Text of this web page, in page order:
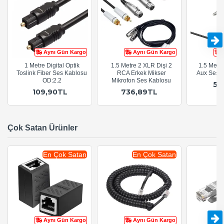
Aynı Gün Kargo
1 Metre Digital Optik
Toslink Fiber Ses Kablosu
OD:2.2
109,90TL
Aynı Gün Kargo
1.5 Metre 2 XLR Dişi 2
RCA Erkek Mikser
Mikrofon Ses Kablosu
736,89TL
1.5
Aux Ses
Çok Satan Ürünler
Aynı Gün Kargo
En Çok Satan
Aynı Gün Kargo
En Çok Satan